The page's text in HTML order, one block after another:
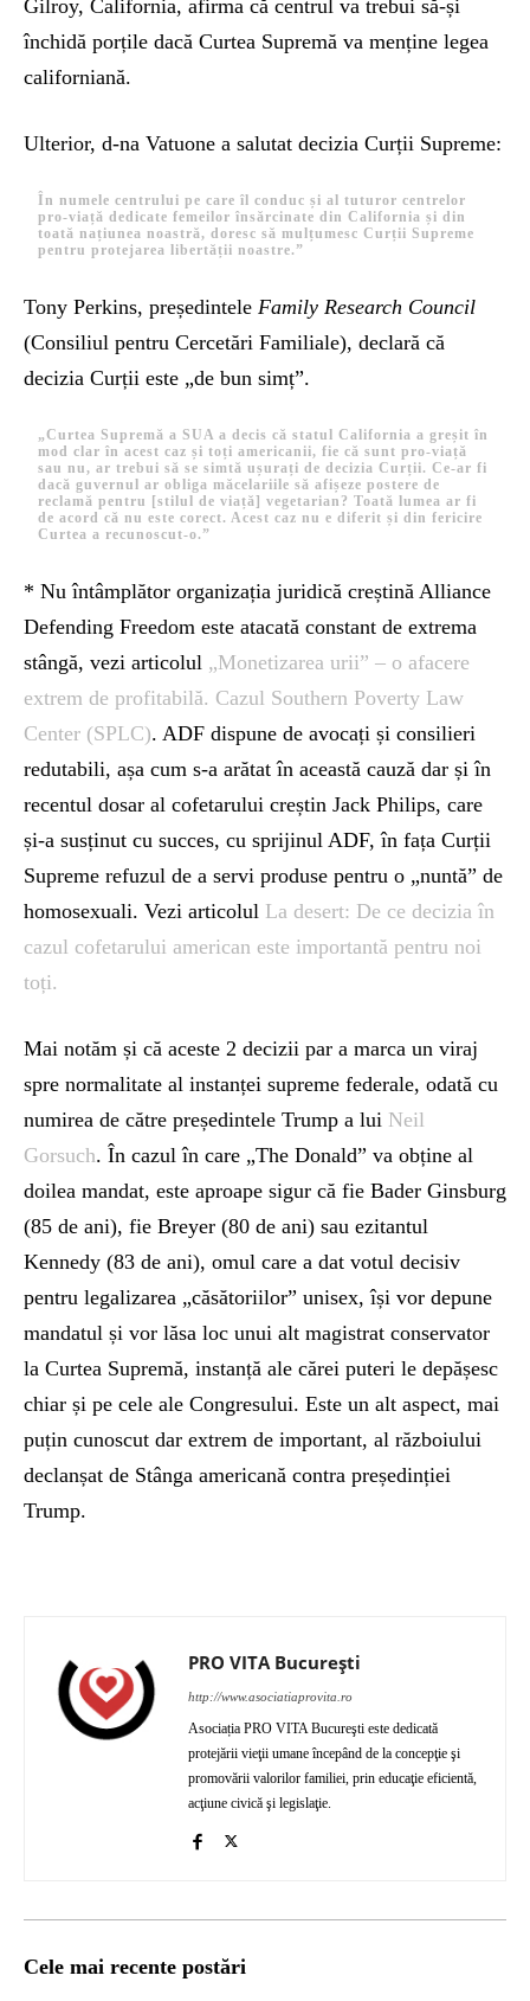
Gilroy, California, afirma că centrul va trebui să-și
închidă porțile dacă Curtea Supremă va menține legea
californiană.
Ulterior, d-na Vatuone a salutat decizia Curții Supreme:
În numele centrului pe care îl conduc și al tuturor centrelor
pro-viață dedicate femeilor însărcinate din California și din
toată națiunea noastră, doresc să mulțumesc Curții Supreme
pentru protejarea libertății noastre.”
Tony Perkins, președintele Family Research Council
(Consiliul pentru Cercetări Familiale), declară că
decizia Curții este „de bun simț”.
„Curtea Supremă a SUA a decis că statul California a greșit în
mod clar în acest caz și toți americanii, fie că sunt pro-viață
sau nu, ar trebui să se simtă ușurați de decizia Curții. Ce-ar fi
dacă guvernul ar obliga măcelariile să afișeze postere de
reclamă pentru [stilul de viață] vegetarian? Toată lumea ar fi
de acord că nu este corect. Acest caz nu e diferit și din fericire
Curtea a recunoscut-o.”
* Nu întâmplător organizația juridică creștină Alliance
Defending Freedom este atacată constant de extrema
stângă, vezi articolul „Monetizarea urii” – o afacere
extrem de profitabilă. Cazul Southern Poverty Law
Center (SPLC). ADF dispune de avocați și consilieri
redutabili, așa cum s-a arătat în această cauză dar și în
recentul dosar al cofetarului creștin Jack Philips, care
și-a susținut cu succes, cu sprijinul ADF, în fața Curții
Supreme refuzul de a servi produse pentru o „nuntă” de
homosexuali. Vezi articolul La desert: De ce decizia în
cazul cofetarului american este importantă pentru noi
toți.
Mai notăm și că aceste 2 decizii par a marca un viraj
spre normalitate al instanței supreme federale, odată cu
numirea de către președintele Trump a lui Neil
Gorsuch. În cazul în care „The Donald” va obține al
doilea mandat, este aproape sigur că fie Bader Ginsburg
(85 de ani), fie Breyer (80 de ani) sau ezitantul
Kennedy (83 de ani), omul care a dat votul decisiv
pentru legalizarea „căsătoriilor” unisex, își vor depune
mandatul și vor lăsa loc unui alt magistrat conservator
la Curtea Supremă, instanță ale cărei puteri le depășesc
chiar și pe cele ale Congresului. Este un alt aspect, mai
puțin cunoscut dar extrem de important, al războiului
declanșat de Stânga americană contra președinției
Trump.
PRO VITA București
http://www.asociatiaprovita.ro
Asociația PRO VITA Bucureşti este dedicată
protejării vieţii umane începând de la concepţie şi
promovării valorilor familiei, prin educaţie eficientă,
acţiune civică şi legislaţie.
Cele mai recente postări